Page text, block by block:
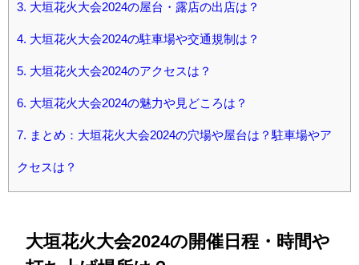
3. 大垣花火大会2024の屋台・露店の出店は？
4. 大垣花火大会2024の駐車場や交通規制は？
5. 大垣花火大会2024のアクセスは？
6. 大垣花火大会2024の魅力や見どころは？
7. まとめ：大垣花火大会2024の穴場や屋台は？駐車場やア
クセスは？
大垣花火大会2024の開催日程・時間や